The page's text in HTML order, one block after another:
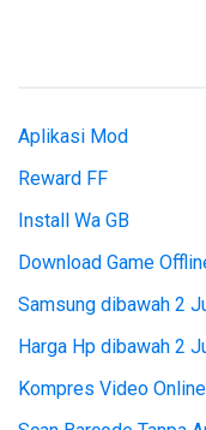
Aplikasi Mod
Reward FF
Install Wa GB
Download Game
Samsung dibawah 2
Harga Hp dibawah 2
Kompres Video Online